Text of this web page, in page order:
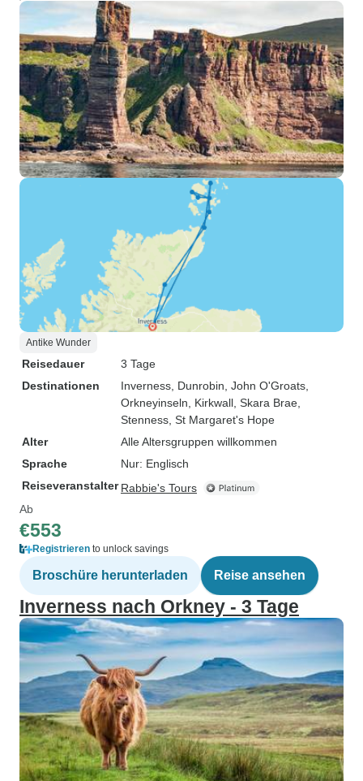
Antike Wunder
Reisedauer
3 Tage
Destinationen
Inverness , Dunrobin , John O'Groats
Orkneyinseln , Kirkwall , Skara Brae
Stenness , St Margaret's Hope
Alter
Alle Altersgruppen willkommen
Sprache
Nur: Englisch
Reiseveranstalter Rabbie's Tours
Ab
€553
Registrieren to unlock savings
Broschüre herunterladen Reise ansehen
Inverness nach Orkney - 3 Tage